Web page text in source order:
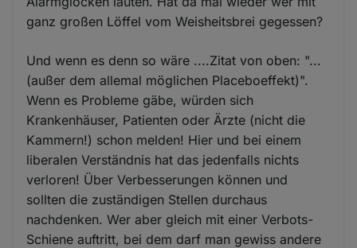
ganz großen Löffel vom Weisheitsbrei gegessen?
Und wenn es denn so wäre ....Zitat von oben: "...
(außer dem allemal möglichen Placeboeffekt)".
Wenn es Probleme gäbe, würden sich
Krankenhäuser, Patienten oder Ärzte (nicht die
Kammern!) schon melden! Hier und bei einem
liberalen Verständnis hat das jedenfalls nichts
verloren! Über Verbesserungen können und
sollten die zuständigen Stellen durchaus
nachdenken. Wer aber gleich mit einer Verbots-
Schiene auftritt, bei dem darf man gewiss andere